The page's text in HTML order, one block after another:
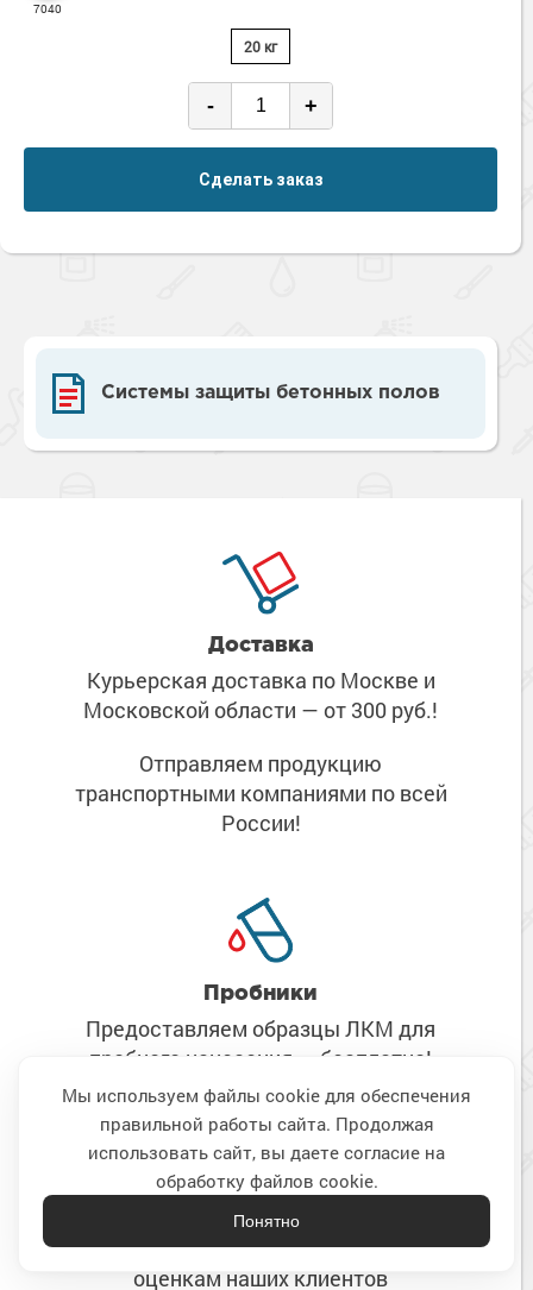
7040
20 кг
- +
Сделать заказ
Системы защиты бетонных полов
Доставка
Курьерская доставка по Москве и
Московской области — от 300 руб.!
Отправляем продукцию
транспортными компаниями по всей
России!
Пробники
Предоставляем образцы ЛКМ для
пробного нанесения — бесплатно!
Сервис
Средний рейтинг магазинапо
оценкам наших клиентов
Мы используем файлы cookie для обеспечения
правильной работы сайта. Продолжая
использовать сайт, вы даете согласие на
обработку файлов cookie.
Понятно